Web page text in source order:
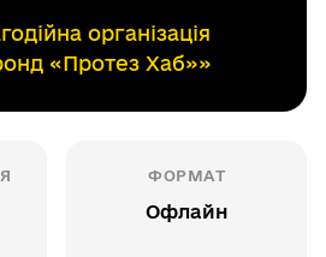
організація
«Протез Хаб»»
ФОРМАТ
Офлайн